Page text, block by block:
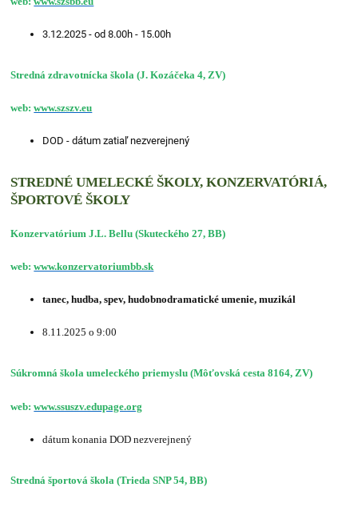
3.12.2025 - od 8.00h - 15.00h
Stredná zdravotnícka škola (J. Kozáčeka 4, ZV)
web:www.szszv.eu
DOD - dátum zatiaľ nezverejnený
STREDNÉ UMELECKÉ ŠKOLY, KONZERVATÓRIÁ,
ŠPORTOVÉ ŠKOLY
Konzervatórium J.L. Bellu (Skuteckého 27, BB)
web:www.konzervatoriumbb.sk
tanec,hudba, spev, hudobnodramatické umenie, muzikál
8.11.2025 o 9:00
Súkromná škola umeleckého priemyslu (Môťovská cesta 8164, ZV)
web:www.ssuszv.edupage.org
dátum konania DOD nezverejnený
Stredná športová škola (Trieda SNP 54, BB)